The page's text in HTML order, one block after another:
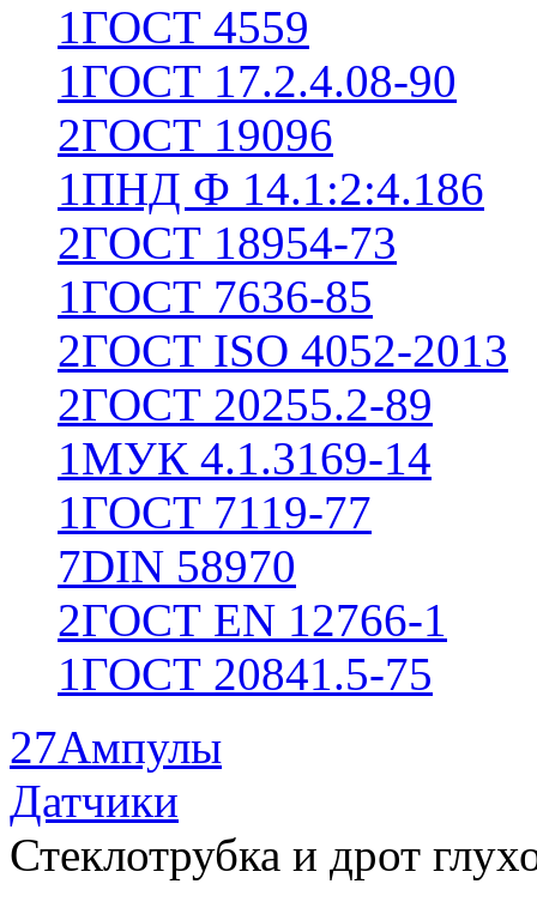
1ГОСТ 4559
1ГОСТ 17.2.4.08-90
2ГОСТ 19096
1ПНД Ф 14.1:2:4.186
2ГОСТ 18954-73
1ГОСТ 7636-85
2ГОСТ ISO 4052-2013
2ГОСТ 20255.2-89
1МУК 4.1.3169-14
1ГОСТ 7119-77
7DIN 58970
2ГОСТ EN 12766-1
1ГОСТ 20841.5-75
27Ампулы
Датчики
Стеклотрубка и дрот